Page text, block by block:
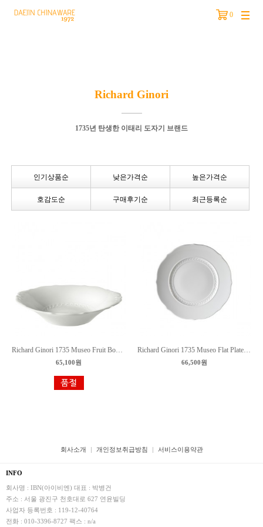
0
분류
Richard Ginori
1735년 탄생한 이태리 도자기 브랜드
인기상품순 낮은가격순 높은가격순
호감도순 구매후기순 최근등록순
Richard Ginori 1735 Museo Fruit Bowl/리차드 지노리 뮤지오 과일볼 18.5cm
65,100원
Richard Ginori 1735 Museo Flat Plate/리차드 지노리 뮤지오 플랫접시
66,500원
회사소개 개인정보취급방침 서비스이용약관
INFO
회사명 : IBN(아이비엔) 대표 : 박병건
주소 : 서울 광진구 천호대로 627 연윤빌딩
사업자 등록번호 : 119-12-40764
전화 : 010-3396-8727 팩스 : n/a